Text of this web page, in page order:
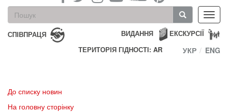
Пошукова
форма
Пошук
СПІВПРАЦЯ ЕКСКУРСІЇ
ВИДАННЯ
ТЕРИТОРІЯ ГІДНОСТІ: AR
УКР ENG
До списку новин
На головну сторінку